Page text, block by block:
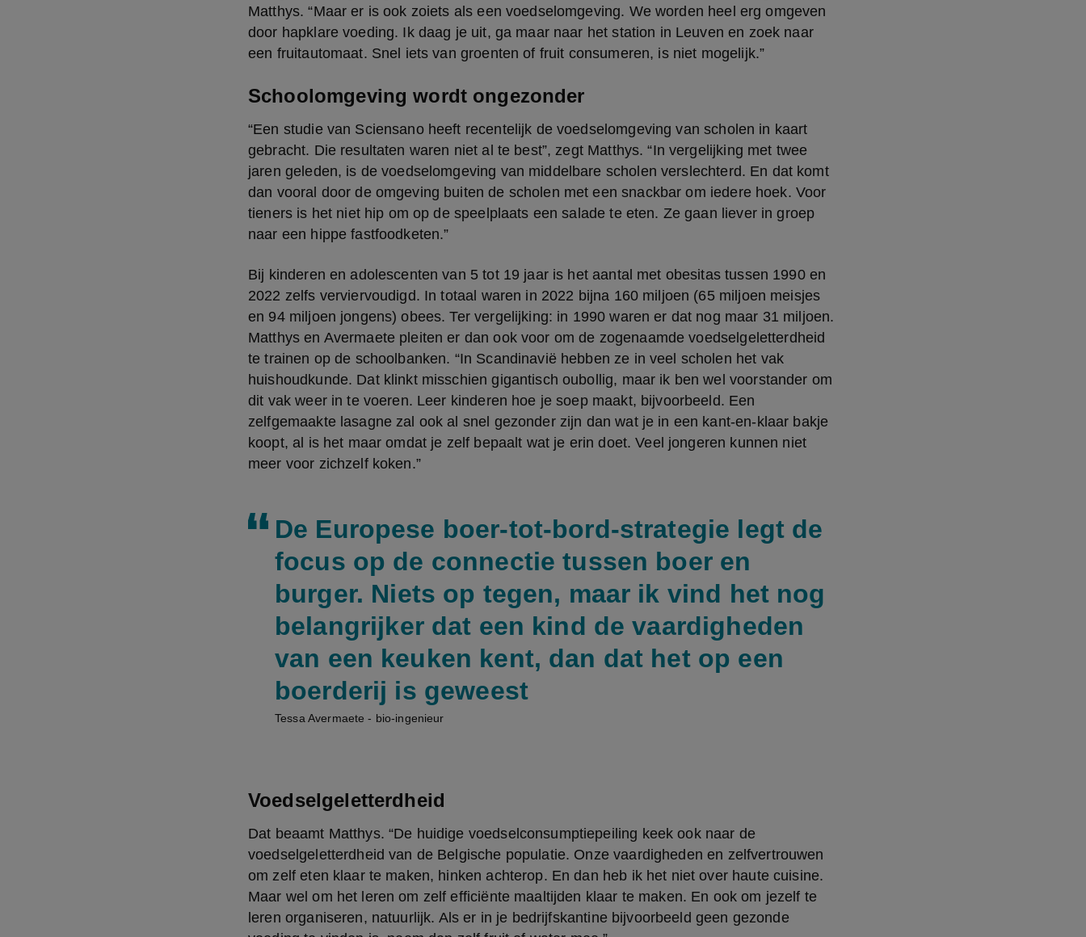
Matthys. “Maar er is ook zoiets als een voedselomgeving. We worden heel erg omgeven
door hapklare voeding. Ik daag je uit, ga maar naar het station in Leuven en zoek naar
een fruitautomaat. Snel iets van groenten of fruit consumeren, is niet mogelijk.”
Schoolomgeving wordt ongezonder
“Een studie van Sciensano heeft recentelijk de voedselomgeving van scholen in kaart
gebracht. Die resultaten waren niet al te best”, zegt Matthys. “In vergelijking met twee
jaren geleden, is de voedselomgeving van middelbare scholen verslechterd. En dat komt
dan vooral door de omgeving buiten de scholen met een snackbar om iedere hoek. Voor
tieners is het niet hip om op de speelplaats een salade te eten. Ze gaan liever in groep
naar een hippe fastfoodketen.”
Bij kinderen en adolescenten van 5 tot 19 jaar is het aantal met obesitas tussen 1990 en
2022 zelfs verviervoudigd. In totaal waren in 2022 bijna 160 miljoen (65 miljoen meisjes
en 94 miljoen jongens) obees. Ter vergelijking: in 1990 waren er dat nog maar 31 miljoen.
Matthys en Avermaete pleiten er dan ook voor om de zogenaamde voedselgeletterdheid
te trainen op de schoolbanken. “In Scandinavië hebben ze in veel scholen het vak
huishoudkunde. Dat klinkt misschien gigantisch oubollig, maar ik ben wel voorstander om
dit vak weer in te voeren. Leer kinderen hoe je soep maakt, bijvoorbeeld. Een
zelfgemaakte lasagne zal ook al snel gezonder zijn dan wat je in een kant-en-klaar bakje
koopt, al is het maar omdat je zelf bepaalt wat je erin doet. Veel jongeren kunnen niet
meer voor zichzelf koken.”
De Europese boer-tot-bord-strategie legt de
focus op de connectie tussen boer en
burger. Niets op tegen, maar ik vind het nog
belangrijker dat een kind de vaardigheden
van een keuken kent, dan dat het op een
boerderij is geweest
Tessa Avermaete - bio-ingenieur
Voedselgeletterdheid
Dat beaamt Matthys. “De huidige voedselconsumptiepeiling keek ook naar de
voedselgeletterdheid van de Belgische populatie. Onze vaardigheden en zelfvertrouwen
om zelf eten klaar te maken, hinken achterop. En dan heb ik het niet over haute cuisine.
Maar wel om het leren om zelf efficiënte maaltijden klaar te maken. En ook om jezelf te
leren organiseren, natuurlijk. Als er in je bedrijfskantine bijvoorbeeld geen gezonde